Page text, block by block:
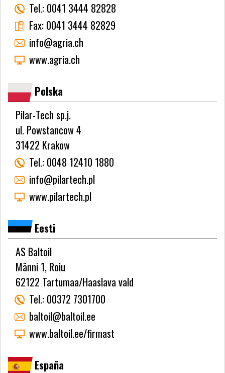
Tel.: 0041 3444 82828
Fax: 0041 3444 82829
info@agria.ch
www.agria.ch
Polska
Pilar-Tech sp.j.
ul. Powstancow 4
31422 Krakow
Tel.: 0048 12410 1880
info@pilartech.pl
www.pilartech.pl
Eesti
AS Baltoil
Männi 1, Roiu
62122 Tartumaa/Haaslava vald
Tel.: 00372 7301700
baltoil@baltoil.ee
www.baltoil.ee/firmast
España